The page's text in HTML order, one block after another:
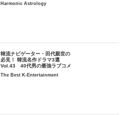
Harmonic Astrology
韓流ナビゲーター・田代親世の
必見！ 韓流名作ドラマ3選
Vol.43 40代男の最強ラブコメ
The Best K-Entertainment